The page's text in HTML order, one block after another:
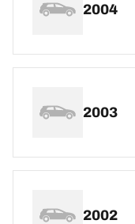
2004
2003
2002